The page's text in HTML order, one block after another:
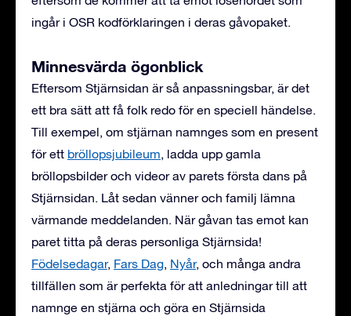
ingår i OSR kodförklaringen i deras gåvopaket.
Minnesvärda ögonblick
Eftersom Stjärnsidan är så anpassningsbar, är det
ett bra sätt att få folk redo för en speciell händelse.
Till exempel, om stjärnan namnges som en present
för ett bröllopsjubileum, ladda upp gamla
bröllopsbilder och videor av parets första dans på
Stjärnsidan. Låt sedan vänner och familj lämna
värmande meddelanden. När gåvan tas emot kan
paret titta på deras personliga Stjärnsida!
Födelsedagar, Fars Dag, Nyår, och många andra
tillfällen som är perfekta för att anledningar till att
namnge en stjärna och göra en Stjärnsida